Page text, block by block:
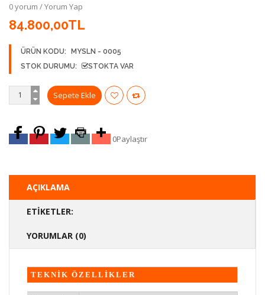
0 yorum /Yorum Yap
84.800,00TL
ÜRÜN KODU:
MYSLN - 0005
STOK DURUMU:
STOKTA VAR
0Paylaştır
AÇIKLAMA
ETIKETLER:
YORUMLAR (0)
TEKNİK ÖZELLİKLER